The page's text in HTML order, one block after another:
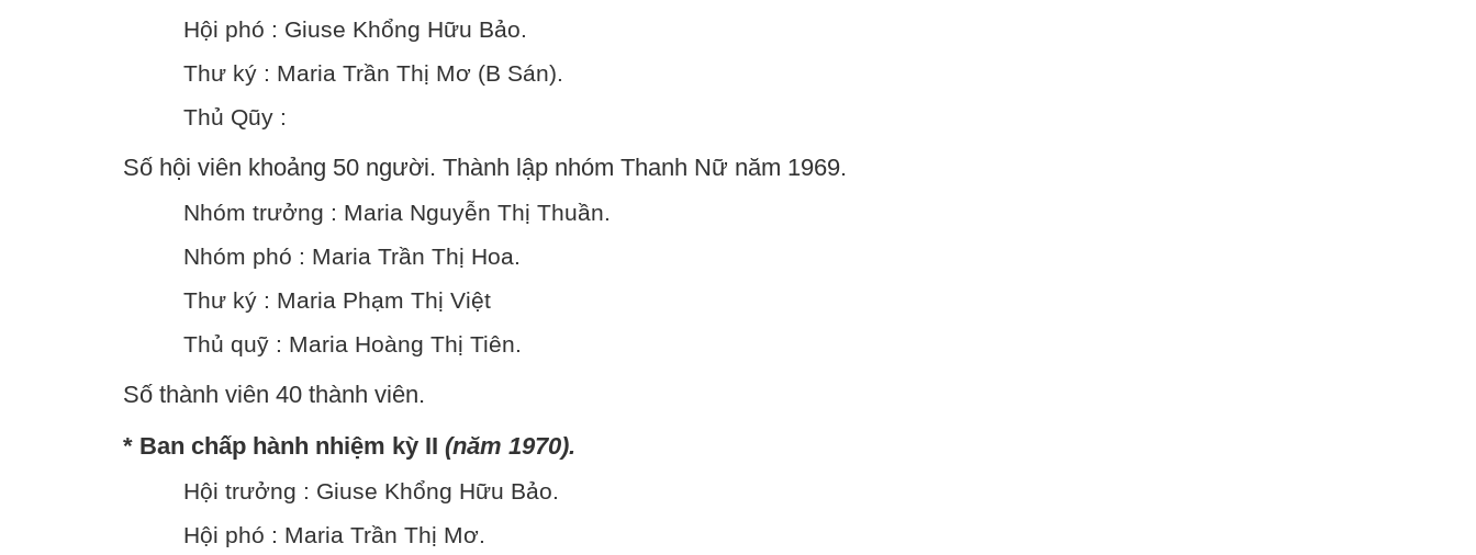
Hội phó : Giuse Khổng Hữu Bảo.
Thư ký : Maria Trần Thị Mơ (B Sán).
Thủ Qũy :
Số hội viên khoảng 50 người. Thành lập nhóm Thanh Nữ năm 1969.
Nhóm trưởng : Maria Nguyễn Thị Thuần.
Nhóm phó : Maria Trần Thị Hoa.
Thư ký : Maria Phạm Thị Việt
Thủ quỹ : Maria Hoàng Thị Tiên.
Số thành viên 40 thành viên.
* Ban chấp hành nhiệm kỳ II (năm 1970).
Hội trưởng : Giuse Khổng Hữu Bảo.
Hội phó : Maria Trần Thị Mơ.